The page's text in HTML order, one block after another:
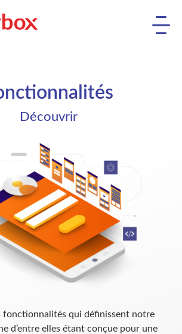
Découvrir
fonctionnalités qui définissent notre
d’entre elles étant conçue pour une